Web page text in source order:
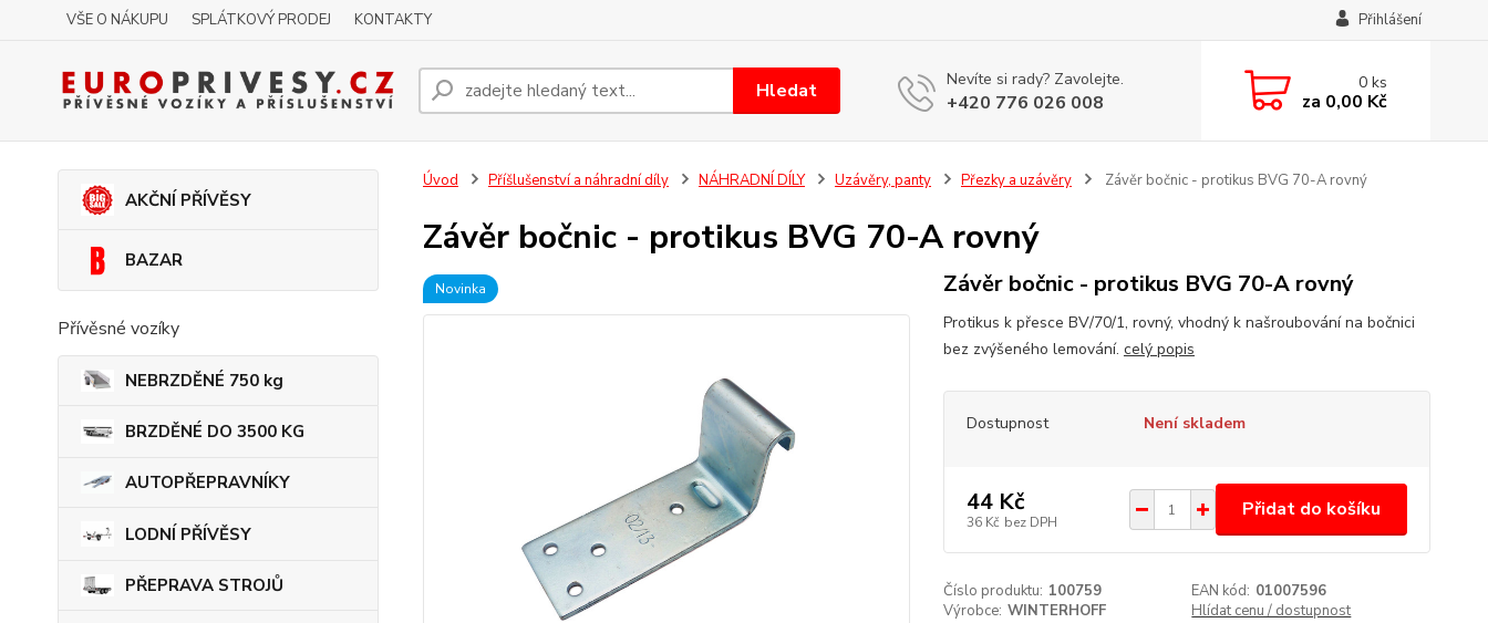
VŠE O NÁKUPU SPLÁTKOVÝ PRODEJ KONTAKTY Přihlášení
Hledat Nevíte si rady? Zavolejte.
+420 776 026 008
0ks
za 0,00 Kč
AKČNÍ PŘÍVĚSY
BAZAR
Přívěsné vozíky
NEBRZDĚNÉ 750 kg
BRZDĚNÉ DO 3500 KG
AUTOPŘEPRAVNÍKY
LODNÍ PŘÍVĚSY
PŘEPRAVA STROJŮ
Úvod Příšlušenství a náhradní díly NÁHRADNÍ DÍLY Uzávěry, panty Přezky a uzávěry Závěr bočnic - protikus BVG 70-A rovný
Závěr bočnic - protikus BVG 70-A rovný
Novinka Závěr bočnic - protikus BVG 70-A rovný
Protikus k přesce BV/70/1, rovný, vhodný k našroubování na bočnici
bez zvýšeného lemování. celý popis
Dostupnost Není skladem
44 Kč
36 Kč bez DPH
Přidat do košíku
Číslo produktu: 100759 EAN kód: 01007596
Výrobce: WINTERHOFF Hlídat cenu / dostupnost